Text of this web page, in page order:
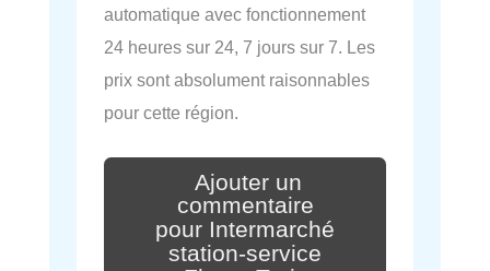
automatique avec fonctionnement
24 heures sur 24, 7 jours sur 7. Les
prix sont absolument raisonnables
pour cette région.
Ajouter un
commentaire
pour Intermarché
station-service